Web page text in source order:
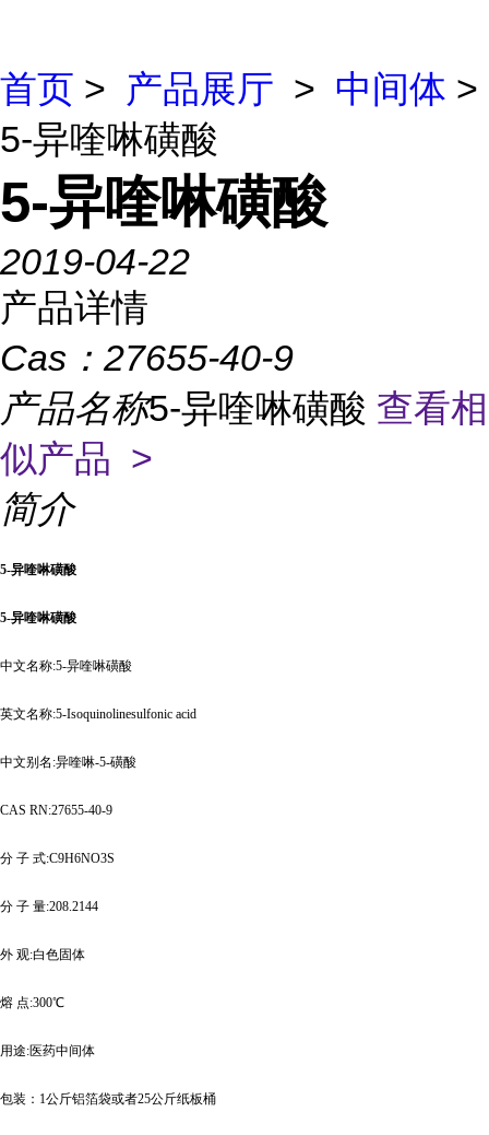
首页 > 产品展厅 > 中间体 >
5-异喹啉磺酸
5-异喹啉磺酸
2019-04-22
产品详情
Cas： 27655-40-9
产品名称5-异喹啉磺酸 查看相
似产品 >
简介
5-异喹啉磺酸
5-异喹啉磺酸
中文名称:5-异喹啉磺酸
英文名称:5-Isoquinolinesulfonic acid
中文别名 :异喹啉-5-磺酸
CAS RN:27655-40-9
分 子 式:C9H6NO3S
分 子 量:208.2144
外 观:白色固体
熔 点:300℃
用途:医药中间体
包装： 1公斤铝箔袋或者25公斤纸板桶